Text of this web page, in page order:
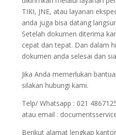
TIKI, JNE, atau layanan
anda juga bisa datang
Setelah dokumen diterima
cepat dan tepat. Dan dalam
dokumen anda selesai dan
Jika Anda memerlukan
silakan hubungi kami.
Telp/ Whatsapp : 021
atau email :
Berikut alamat lengkap